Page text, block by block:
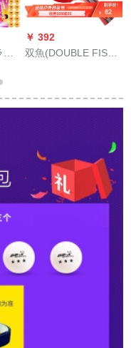
ー
￥ 392
双魚(DOUBLE FISH)